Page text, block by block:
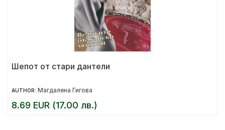
Шепот от стари дантели
AUTHOR: Магдалена Гигова
8.69 EUR (17.00 лв.)